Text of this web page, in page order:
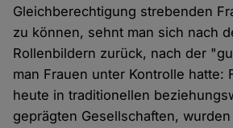
Gleichberechtigung strebenden
zu können, sehnt man sich nach
Rollenbildern zurück, nach der
man Frauen unter Kontrolle hatte:
heute in traditionellen
geprägten Gesellschaften,